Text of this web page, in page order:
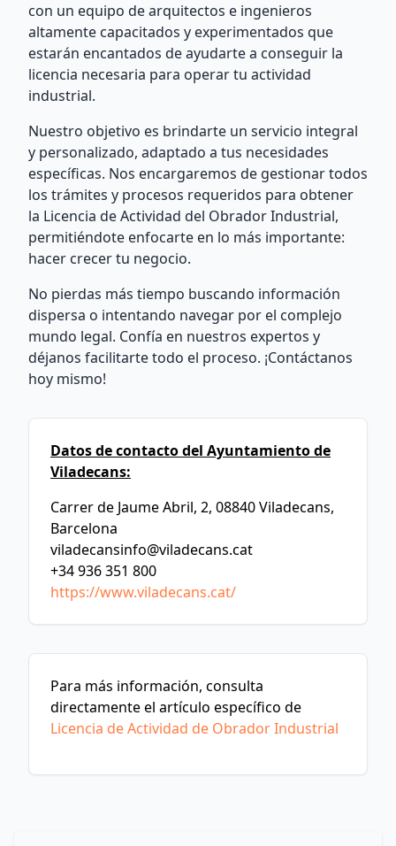
con un equipo de arquitectos e ingenieros
altamente capacitados y experimentados que
estarán encantados de ayudarte a conseguir la
licencia necesaria para operar tu actividad
industrial.
Nuestro objetivo es brindarte un servicio integral
y personalizado, adaptado a tus necesidades
específicas. Nos encargaremos de gestionar todos
los trámites y procesos requeridos para obtener
la Licencia de Actividad del Obrador Industrial,
permitiéndote enfocarte en lo más importante:
hacer crecer tu negocio.
No pierdas más tiempo buscando información
dispersa o intentando navegar por el complejo
mundo legal. Confía en nuestros expertos y
déjanos facilitarte todo el proceso. ¡Contáctanos
hoy mismo!
Datos de contacto del Ayuntamiento de
Viladecans:
Carrer de Jaume Abril, 2, 08840 Viladecans,
Barcelona
viladecansinfo@viladecans.cat
+34 936 351 800
https://www.viladecans.cat/
Para más información, consulta
directamente el artículo específico de
Licencia de Actividad de Obrador Industrial